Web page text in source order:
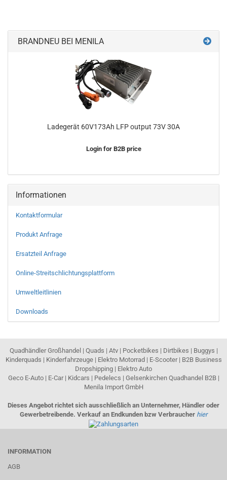
BRANDNEU BEI MENILA
Ladegerät 60V173Ah LFP output 73V 30A
Login for B2B price
Informationen
Kontaktformular
Produkt Anfrage
Ersatzteil Anfrage
Online-Streitschlichtungsplattform
Umweltleitlinien
Downloads
Quadhändler Großhandel | Quads | Atv | Pocketbikes | Dirtbikes | Buggys |
Kinderquads | Kinderfahrzeuge | Elektro Motorrad | E-Scooter | B2B Business
Dropshipping | Elektro Auto
Geco E-Auto | E-Car | Kidcars | Pedelecs | Gelsenkirchen Quadhandel B2B |
Menila Import GmbH
Dieses Angebot richtet sich ausschließlich an Unternehmer, Händler oder
Gewerbetreibende. Verkauf an Endkunden bzw Verbraucher hier
INFORMATION
AGB